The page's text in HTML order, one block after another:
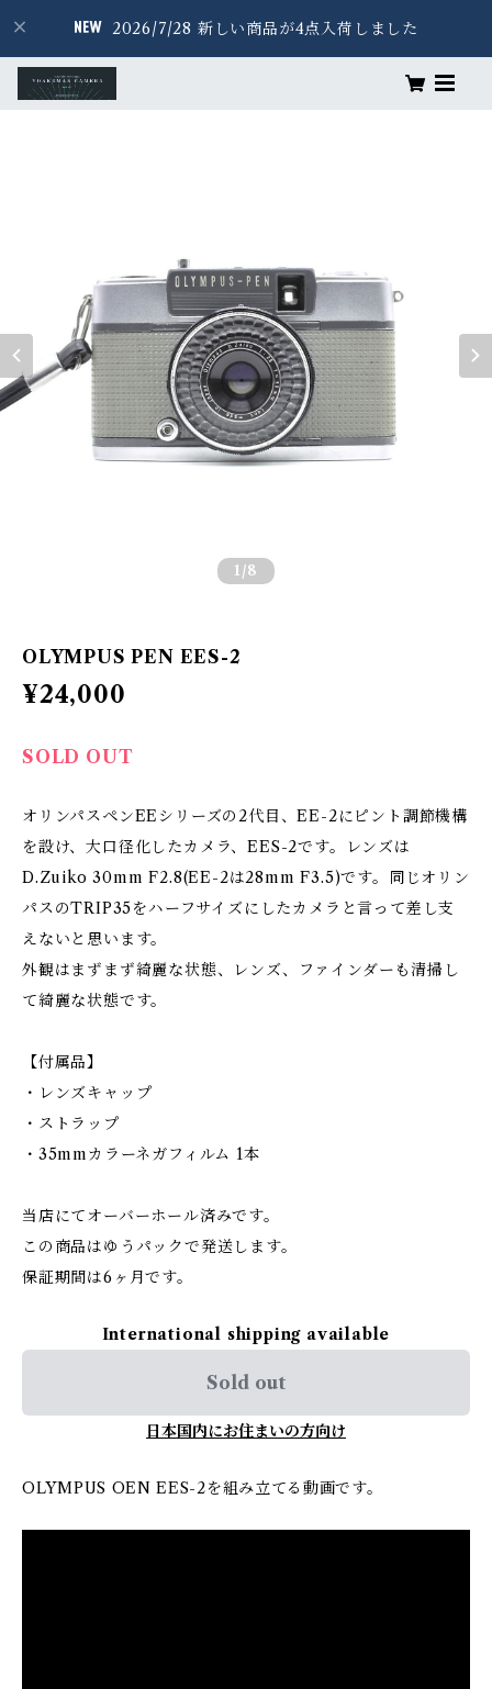
2026/7/28 新しい商品が4点入荷しました
1 /8
OLYMPUS PEN EES-2
¥24,000
SOLD OUT
オリンパスペンEEシリーズの2代目、EE-2にピント調節機構
を設け、大口径化したカメラ、EES-2です。レンズは
D.Zuiko 30mm F2.8(EE-2は28mm F3.5)です。同じオリン
パスのTRIP35をハーフサイズにしたカメラと言って差し支
えないと思います。
外観はまずまず綺麗な状態、レンズ、ファインダーも清掃し
て綺麗な状態です。
【付属品】
・レンズキャップ
・ストラップ
・35mmカラーネガフィルム 1本
当店にてオーバーホール済みです。
この商品はゆうパックで発送します。
保証期間は6ヶ月です。
International shipping available
Sold out
日本国内にお住まいの方向け
OLYMPUS OEN EES-2を組み立てる動画です。